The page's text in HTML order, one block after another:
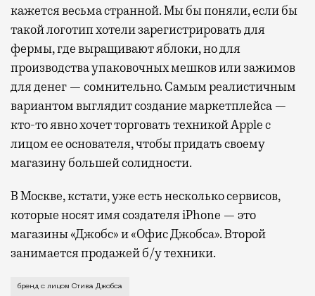
кажется весьма странной. Мы бы поняли, если бы
такой логотип хотели зарегистрировать для
фермы, где выращивают яблоки, но для
производства упаковочных мешков или зажимов
для денег — сомнительно. Самым реалистичным
вариантом выглядит создание маркетплейса —
кто-то явно хочет торговать техникой Apple с
лицом ее основателя, чтобы придать своему
магазину большей солидности.
В Москве, кстати, уже есть несколько сервисов,
которые носят имя создателя iPhone — это
магазины «Джобс» и «Офис Джобса». Второй
занимается продажей б/у техники.
В базе Роспатента внезапно обнаружился Стив
бренд с лицом Стива Джобса